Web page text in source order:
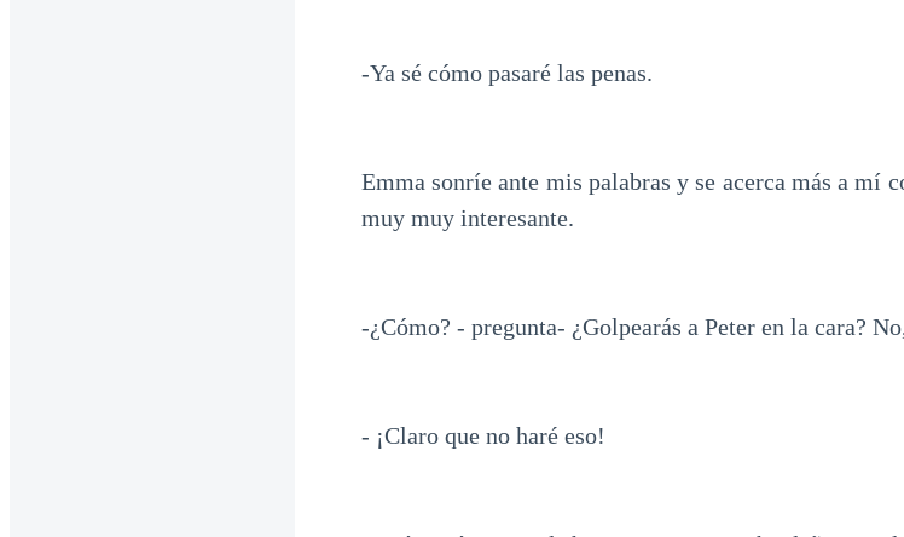
-Ya sé cómo pasaré las penas.
Emma sonríe ante mis palabras y se acerca más a mí
muy muy interesante.
-¿Cómo? - pregunta- ¿Golpearás a Peter en la cara?
- ¡Claro que no haré eso!